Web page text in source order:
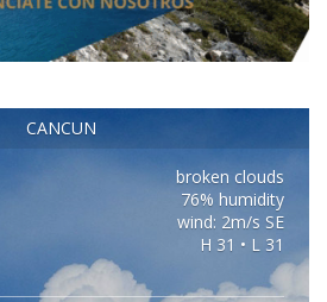
CANCUN
broken clouds
76% humidity
wind: 2m/s SE
H 31 • L 31